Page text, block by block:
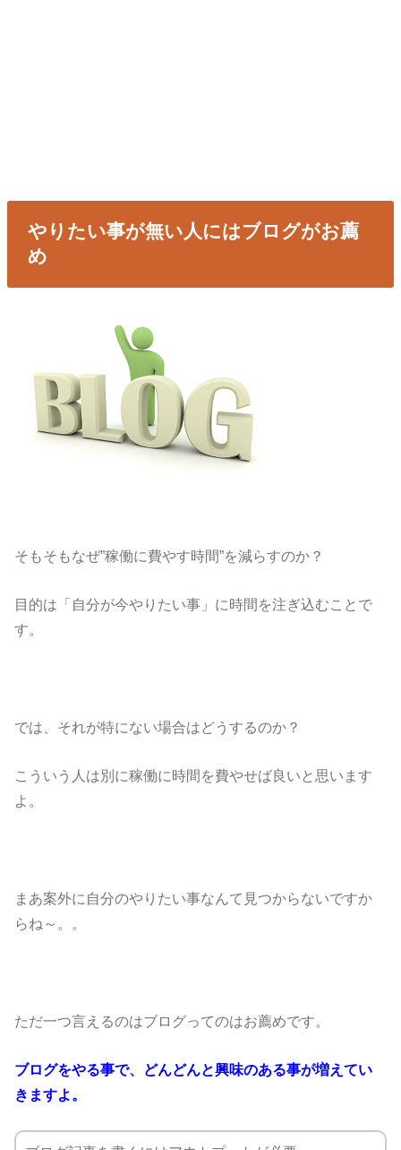
やりたい事が無い人にはブログがお薦
め
そもそもなぜ”稼働に費やす時間”を減らすのか？
目的は「自分が今やりたい事」に時間を注ぎ込むことで
す。
では、それが特にない場合はどうするのか？
こういう人は別に稼働に時間を費やせば良いと思います
よ。
まあ案外に自分のやりたい事なんて見つからないですか
らね～。。
ただ一つ言えるのはブログってのはお薦めです。
ブログをやる事で、どんどんと興味のある事が増えてい
きますよ。